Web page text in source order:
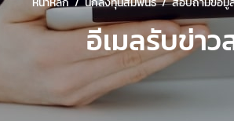
อีเมลรับข่าว